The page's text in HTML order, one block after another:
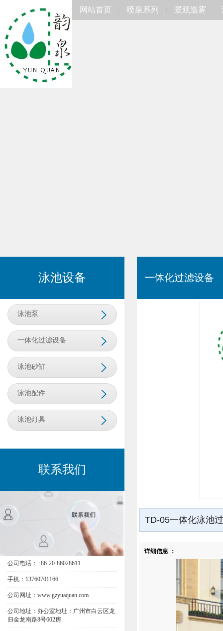
网站首页 喷泉系列 景观造雾
泳池设备
泳池泵
一体化过滤设备
泳池砂缸
泳池配件
泳池灯具
联系我们
公司电话：+86-20-86028611
手机：13760701166
公司网址：www.gzyuaquan.com
公司地址：办公室地址：广州市白云区龙
归金龙南路8号602房
一体化过滤设备
TD-05一体化泳池
详细信息 ：